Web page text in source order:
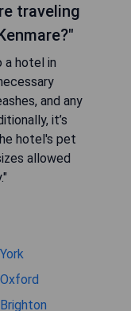
traveling
a hotel in
and any
it’s
hotel's pet
allowed
York
Oxford
Brighton